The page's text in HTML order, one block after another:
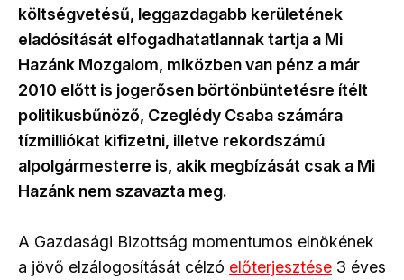
költségvetésű, leggazdagabb kerületének
eladósítását elfogadhatatlannak tartja a Mi
Hazánk Mozgalom, miközben van pénz a már
2010 előtt is jogerősen börtönbüntetésre ítélt
politikusbűnöző, Czeglédy Csaba számára
tízmilliókat kifizetni, illetve rekordszámú
alpolgármesterre is, akik megbízását csak a Mi
Hazánk nem szavazta meg.
A Gazdasági Bizottság momentumos elnökének
a jövő elzálogosítását célzó előterjesztése 3 éves